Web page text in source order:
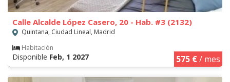
Calle Alcalde López Casero, 20 - Hab. #3 (2132)
Quintana, Ciudad Lineal, Madrid
Habitación
Disponible Feb, 1 2027 575 €/ mes